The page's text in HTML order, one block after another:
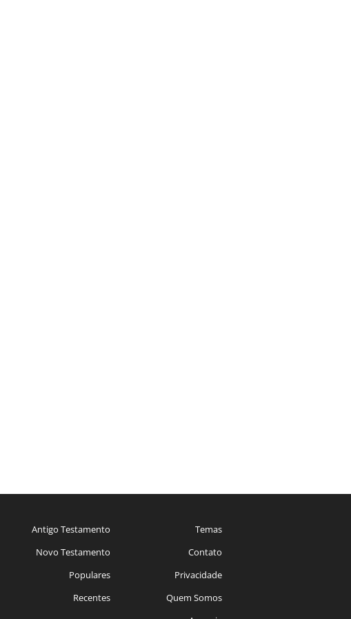
Antigo Testamento
Novo Testamento
Populares
Recentes
Temas
Contato
Privacidade
Quem Somos